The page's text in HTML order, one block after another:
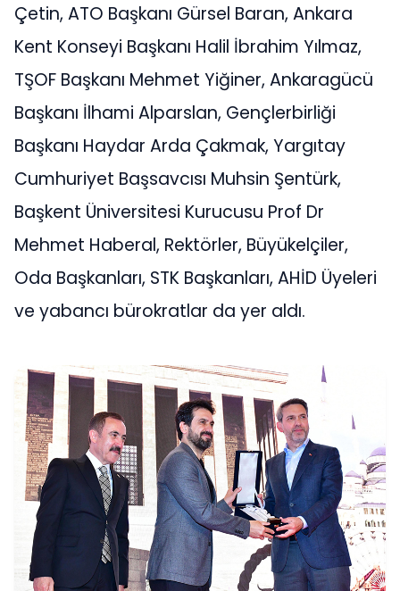
Çetin, ATO Başkanı Gürsel Baran, Ankara
Kent Konseyi Başkanı Halil İbrahim Yılmaz,
TŞOF Başkanı Mehmet Yiğiner, Ankaragücü
Başkanı İlhami Alparslan, Gençlerbirliği
Başkanı Haydar Arda Çakmak, Yargıtay
Cumhuriyet Başsavcısı Muhsin Şentürk,
Başkent Üniversitesi Kurucusu Prof Dr
Mehmet Haberal, Rektörler, Büyükelçiler,
Oda Başkanları, STK Başkanları, AHİD Üyeleri
ve yabancı bürokratlar da yer aldı.